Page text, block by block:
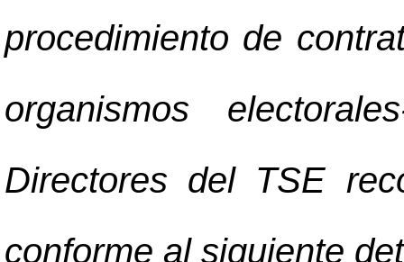
procedimiento de
organismos
Directores del TSE
conforme al siguiente